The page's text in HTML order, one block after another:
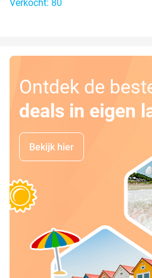
Verkocht: 80
Ontdek de
deals in eigen
Bekijk hier